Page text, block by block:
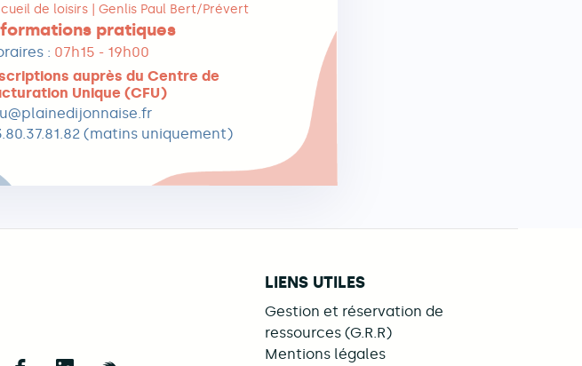
de loisirs | Genlis Paul Bert/Prévert
pratiques
: 07h15 - 19h00
auprès du Centre de
Unique (CFU)
(matins uniquement)
LIENS UTILES
Gestion et réservation de
ressources (G.R.R)
Mentions légales